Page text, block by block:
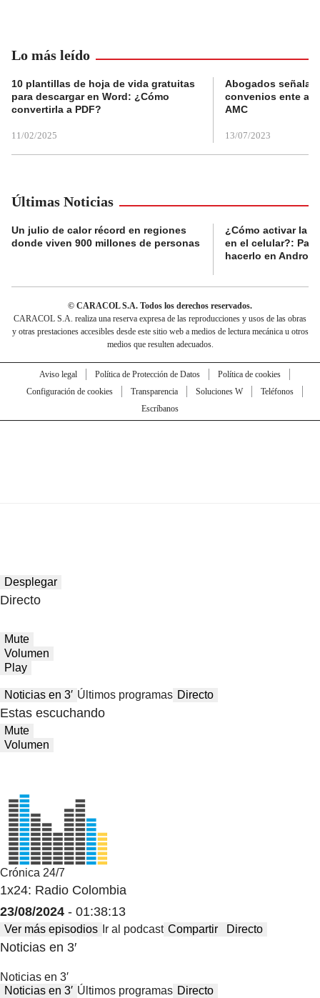
Lo más leído
10 plantillas de hoja de vida gratuitas
para descargar en Word: ¿Cómo
convertirla a PDF?
11/02/2025
Abogados
convenios ente
AMC
13/07/2023
Últimas Noticias
Un julio de calor récord en regiones
donde viven 900 millones de personas
¿Cómo activar la
en el celular?:
hacerlo en
© CARACOL S.A. Todos los derechos reservados.
CARACOL S.A. realiza una reserva expresa de las reproducciones y usos de las obras
y otras prestaciones accesibles desde este sitio web a medios de lectura mecánica u otros
medios que resulten adecuados.
Aviso legal Política de Protección de Datos
Política de cookies
Configuración de cookies
Transparencia Soluciones W
Teléfonos
Escríbanos
Desplegar
Directo
Mute
Volumen
Play
Noticias en 3′ Últimos programas Directo
Estas escuchando
Mute
Volumen
Crónica 24/7
1x24: Radio Colombia
23/08/2024 - 01:38:13
Ver más episodios Ir al podcast Compartir Directo
Noticias en 3′
Noticias en 3′
Noticias en 3′ Últimos programas Directo